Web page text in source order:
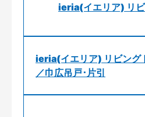
ieria(イエリア) リ
ieria(イエリア) リビング
／巾広吊戸･片引